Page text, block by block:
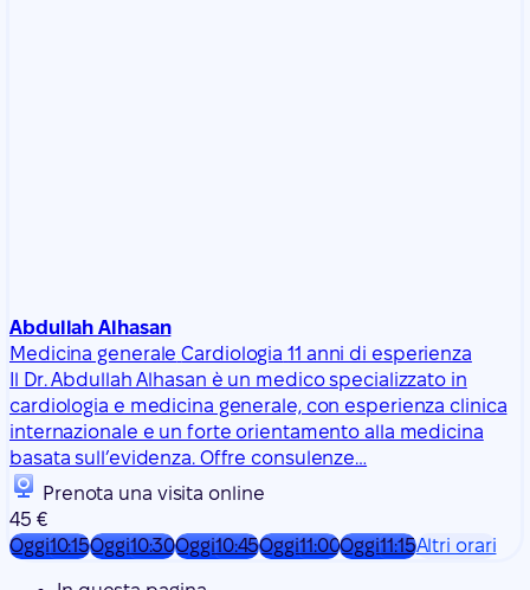
Abdullah Alhasan
Medicina generale Cardiologia 11 anni di esperienza
Il Dr. Abdullah Alhasan è un medico specializzato in
cardiologia e medicina generale, con esperienza clinica
internazionale e un forte orientamento alla medicina
basata sull’evidenza. Offre consulenze…
Prenota una visita online
45 €
Oggi10:15Oggi10:30Oggi10:45Oggi11:00Oggi11:15Altri orari